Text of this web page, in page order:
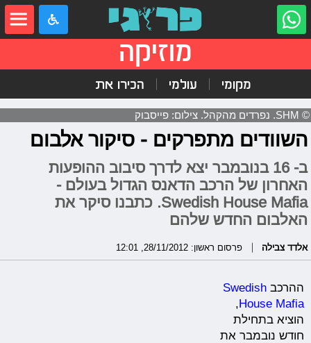
מוזיקה
מקומי עולמי הכירו את
© SHM. נפרדים מהקהל. צילום: פייסבוק
השוודים מתפרקים - סיקור אלבום
ב- 16 בנובמבר יצא לדרך סיבוב ההופעות
האחרון של הרכב הדאנס הגדול בעולם -
Swedish House Mafia. כתבנו סיקר את
האלבום החדש שלהם
אלדד צבילה פרסום ראשון: 28/11/2012, 12:01
ההרכבSwedish
House Mafia
,
הוציא בתחילת
חודש נובמבר את